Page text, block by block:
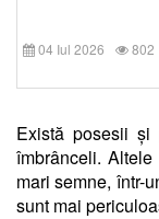
04 Iul 2026 802
Există posesii
îmbrânceli.
mari semne, într-
sunt mai